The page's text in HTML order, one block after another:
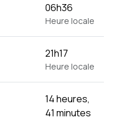
06h36
Heure locale
21h17
Heure locale
14 heures,
41 minutes